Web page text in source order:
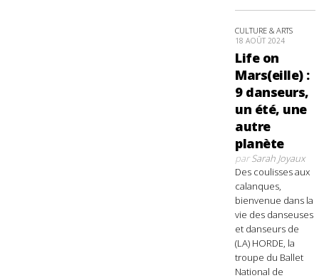
CULTURE & ARTS
18 AOÛT 2024
Life on
Mars(eille) :
9 danseurs,
un été, une
autre
planète
parSarah Joyaux
Des coulisses aux
calanques,
bienvenue dans la
vie des danseuses
et danseurs de
(LA) HORDE, la
troupe du Ballet
National de